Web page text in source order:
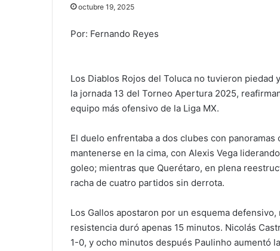
octubre 19, 2025
Por: Fernando Reyes
Los Diablos Rojos del Toluca no tuvieron
la jornada 13 del Torneo Apertura 2025,
equipo más ofensivo de la Liga MX.
El duelo enfrentaba a dos clubes con
mantenerse en la cima, con Alexis Vega
goleo; mientras que Querétaro, en plena
racha de cuatro partidos sin derrota.
Los Gallos apostaron por un esquema
resistencia duró apenas 15 minutos. Nicolás
1-0, y ocho minutos después Paulinho aumentó